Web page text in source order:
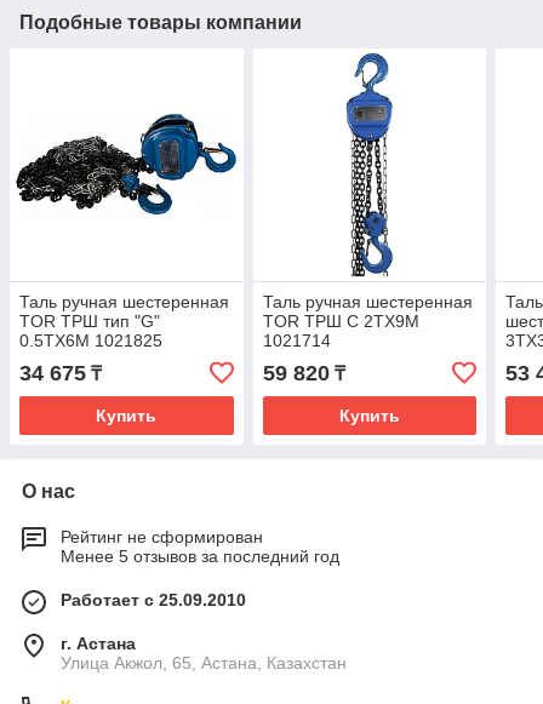
Подобные товары компании
Таль ручная шестеренная
TOR ТРШ тип "G"
0.5ТХ6М 1021825
34 675 ₸
Купить
Таль ручная шестеренная
TOR ТРШ C 2ТХ9М
1021714
59 820₸
Купить
53
О нас
Рейтинг не сформирован
Менее 5 отзывов за последний год
Работает с 25.09.2010
г. Астана
Улица Акжол, 65, Астана, Казахстан